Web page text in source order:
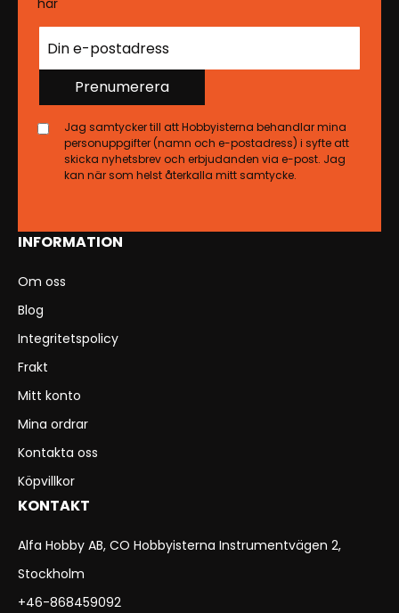
INFORMATION
Om oss
Blog
Integritetspolicy
Frakt
Mitt konto
Mina ordrar
Kontakta oss
Köpvillkor
KONTAKT
Alfa Hobby AB, CO Hobbyisterna Instrumentvägen 2,
Stockholm
+46-868459092
här
Prenumerera
Jag samtycker till att Hobbyisterna behandlar mina
personuppgifter (namn och e-postadress) i syfte att
skicka nyhetsbrev och erbjudanden via e-post. Jag
kan när som helst återkalla mitt samtycke.